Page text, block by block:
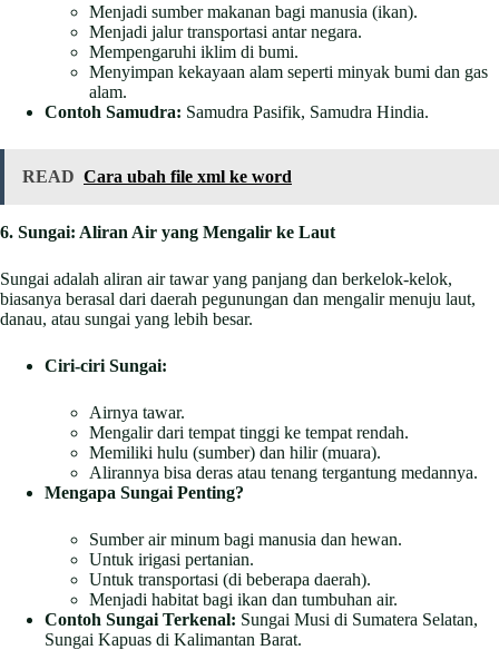
Menjadi sumber makanan bagi manusia (ikan).
Menjadi jalur transportasi antar negara.
Mempengaruhi iklim di bumi.
Menyimpan kekayaan alam seperti minyak bumi dan gas
alam.
Contoh Samudra: Samudra Pasifik, Samudra Hindia.
READ Cara ubah file xml ke word
6. Sungai: Aliran Air yang Mengalir ke Laut
Sungai adalah aliran air tawar yang panjang dan berkelok-kelok,
biasanya berasal dari daerah pegunungan dan mengalir menuju laut,
danau, atau sungai yang lebih besar.
Ciri-ciri Sungai:
Airnya tawar.
Mengalir dari tempat tinggi ke tempat rendah.
Memiliki hulu (sumber) dan hilir (muara).
Alirannya bisa deras atau tenang tergantung medannya.
Mengapa Sungai Penting?
Sumber air minum bagi manusia dan hewan.
Untuk irigasi pertanian.
Untuk transportasi (di beberapa daerah).
Menjadi habitat bagi ikan dan tumbuhan air.
Contoh Sungai Terkenal: Sungai Musi di Sumatera Selatan,
Sungai Kapuas di Kalimantan Barat.